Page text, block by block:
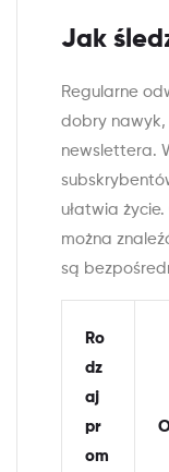
Jak
Regularne
dobry
newslettera.
ułatwia
można
są
Ro
dz
aj
pr
om